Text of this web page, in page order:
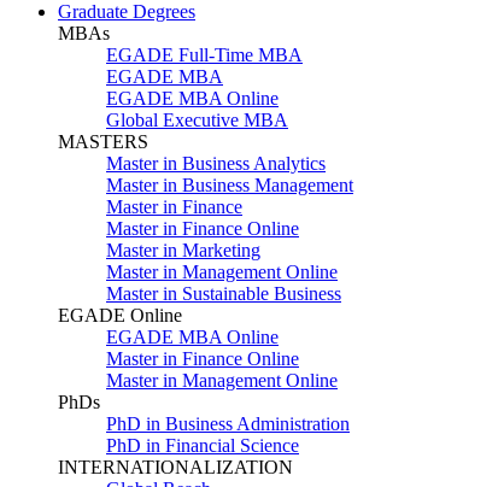
Graduate Degrees
MBAs
EGADE Full-Time MBA
EGADE MBA
EGADE MBA Online
Global Executive MBA
MASTERS
Master in Business Analytics
Master in Business Management
Master in Finance
Master in Finance Online
Master in Marketing
Master in Management Online
Master in Sustainable Business
EGADE Online
EGADE MBA Online
Master in Finance Online
Master in Management Online
PhDs
PhD in Business Administration
PhD in Financial Science
INTERNATIONALIZATION